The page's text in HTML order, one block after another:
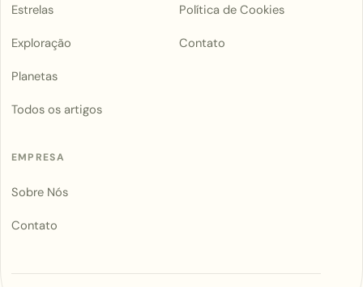
Estrelas
Exploração
Planetas
Todos os artigos
Política de Cookies
Contato
EMPRESA
Sobre Nós
Contato